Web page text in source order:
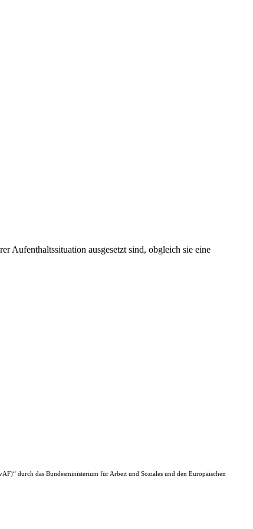
Aufenthaltssituation ausgesetzt sind, obgleich sie eine
durch das Bundesministerium für Arbeit und Soziales und den Europäischen